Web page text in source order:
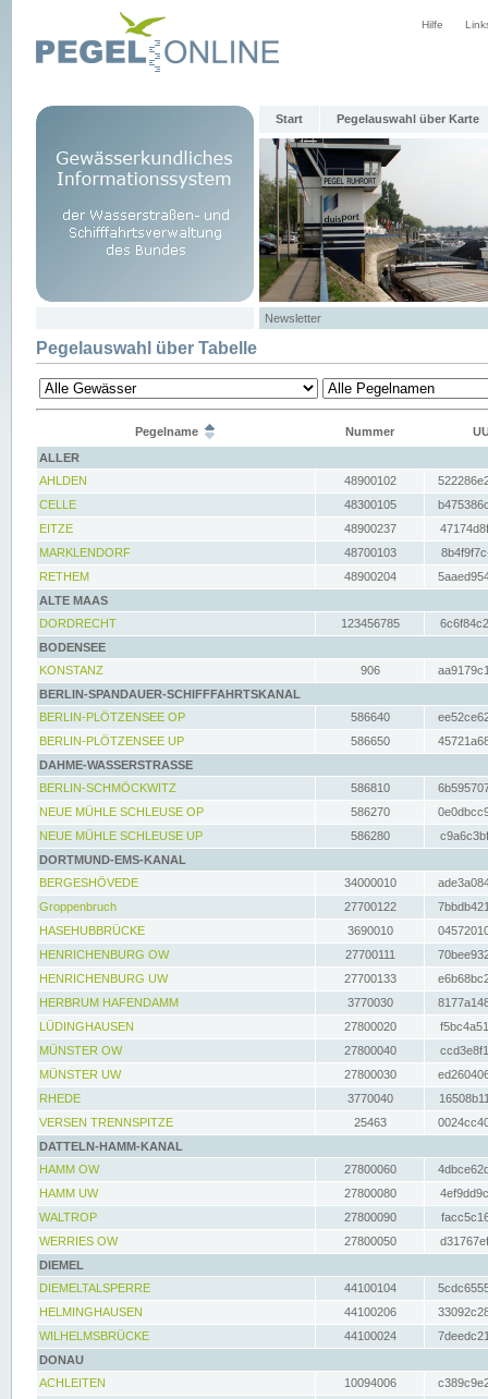
Hilfe
Start Pegelauswahl über Karte
Newsletter
Pegelauswahl über Tabelle
Pegelname Nummer
ALLER
AHLDEN
48900102
CELLE
48300105
EITZE
48900237
MARKLENDORF
48700103
RETHEM
48900204
ALTE MAAS
DORDRECHT
123456785
BODENSEE
KONSTANZ
906
BERLIN-SPANDAUER-SCHIFFFAHRTSKANAL
BERLIN-PLÖTZENSEE OP
586640
BERLIN-PLÖTZENSEE UP
586650
DAHME-WASSERSTRASSE
BERLIN-SCHMÖCKWITZ
586810
NEUE MÜHLE SCHLEUSE OP
586270
NEUE MÜHLE SCHLEUSE UP
586280
DORTMUND-EMS-KANAL
BERGESHÖVEDE
34000010
Groppenbruch
27700122
HASEHUBBRÜCKE
3690010
HENRICHENBURG OW
27700111
HENRICHENBURG UW
27700133
HERBRUM HAFENDAMM
3770030
LÜDINGHAUSEN
27800020
MÜNSTER OW
27800040
MÜNSTER UW
27800030
RHEDE
3770040
VERSEN TRENNSPITZE
25463
DATTELN-HAMM-KANAL
HAMM OW
27800060
HAMM UW
27800080
WALTROP
27800090
WERRIES OW
27800050
DIEMEL
DIEMELTALSPERRE
44100104
HELMINGHAUSEN
44100206
WILHELMSBRÜCKE
44100024
DONAU
ACHLEITEN
10094006